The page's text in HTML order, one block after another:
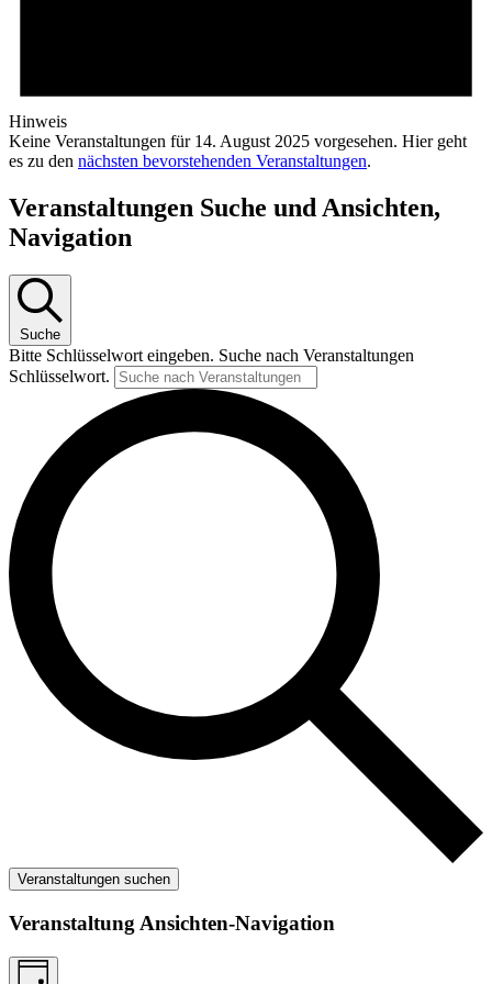
Hinweis
Keine Veranstaltungen für 14. August 2025 vorgesehen. Hier geht
es zu den nächsten bevorstehenden Veranstaltungen.
Veranstaltungen Suche und Ansichten,
Navigation
Suche
Bitte Schlüsselwort eingeben. Suche nach Veranstaltungen
Schlüsselwort.
Veranstaltungen suchen
Veranstaltung Ansichten-Navigation